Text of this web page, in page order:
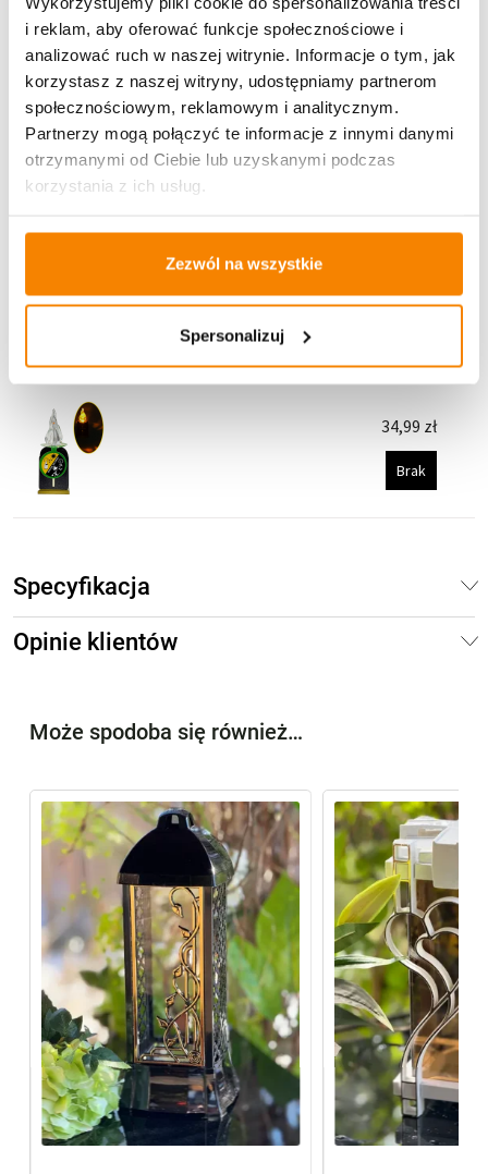
i reklam, aby oferować funkcje społecznościowe i
analizować ruch w naszej witrynie. Informacje o tym, jak
korzystasz z naszej witryny, udostępniamy partnerom
społecznościowym, reklamowym i analitycznym.
Partnerzy mogą połączyć te informacje z innymi danymi
otrzymanymi od Ciebie lub uzyskanymi podczas
korzystania z ich usług.
Zezwól na wszystkie
Spersonalizuj
Wkład solarny do znicza 1/24/WSC Biały
14,99zł
Wkład solarny do znicza 1/24/WSC Czerwony
14,99zł
Nowoczesny wkład solarny do zniczy i lampionów
MEMORY Ruchomy płomień imitujący żywy Hit
34,99 zł
Brak
Specyfikacja
Opinie klientów
Może spodoba się również…